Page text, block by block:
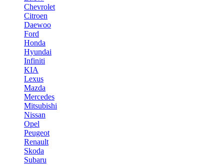
Chevrolet
Citroen
Daewoo
Ford
Honda
Hyundai
Infiniti
KIA
Lexus
Mazda
Mercedes
Mitsubishi
Nissan
Opel
Peugeot
Renault
Skoda
Subaru